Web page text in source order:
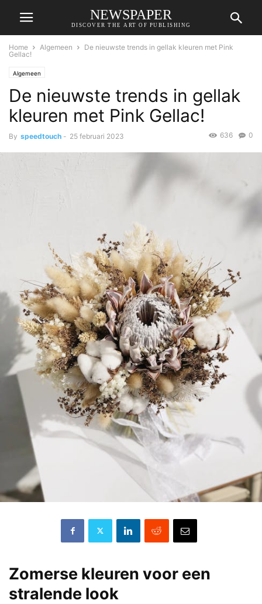
NEWSPAPER
DISCOVER THE ART OF PUBLISHING
Home Algemeen
De nieuwste trends in gellak kleuren met Pink
Gellac!
Algemeen
De nieuwste trends in gellak
kleuren met Pink Gellac!
By speedtouch - 25 februari 2023 0
636
Zomerse kleuren voor een
stralende look